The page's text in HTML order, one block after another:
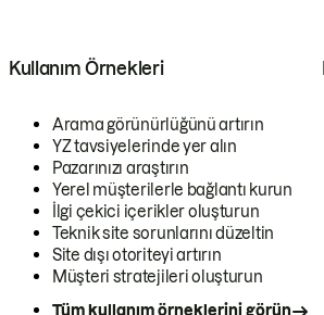
Kullanım Örnekleri
Arama görünürlüğünü artırın
YZ tavsiyelerinde yer alın
Pazarınızı araştırın
Yerel müşterilerle bağlantı kurun
İlgi çekici içerikler oluşturun
Teknik site sorunlarını düzeltin
Site dışı otoriteyi artırın
Müşteri stratejileri oluşturun
Tüm kullanım örneklerini görün